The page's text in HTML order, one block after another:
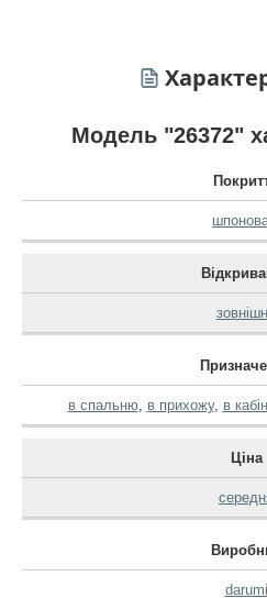
Модель "26372"
в спальню, в прихожу, в
Ціна
darumi